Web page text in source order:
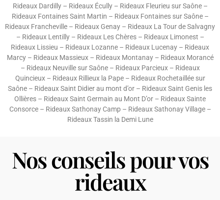
Rideaux Dardilly– Rideaux Écully– Rideaux Fleurieu sur Saône–
Rideaux Fontaines Saint Martin – Rideaux Fontaines sur Saône–
Rideaux Francheville – Rideaux Genay – Rideaux La Tour de Salvagny
– Rideaux Lentilly– Rideaux Les Chères– Rideaux Limonest –
Rideaux Lissieu – Rideaux Lozanne – Rideaux Lucenay – Rideaux
Marcy– Rideaux Massieux– Rideaux Montanay– Rideaux Morancé
– Rideaux Neuville sur Saône– Rideaux Parcieux– Rideaux
Quincieux– Rideaux Rillieux la Pape– Rideaux Rochetaillée sur
Saône – Rideaux Saint Didier au mont d’or – Rideaux Saint Genis les
Ollières – Rideaux Saint Germain au Mont D’or – Rideaux Sainte
Consorce– Rideaux Sathonay Camp – Rideaux Sathonay Village–
Rideaux Tassin la Demi Lune
Nos conseils pour vos
rideaux